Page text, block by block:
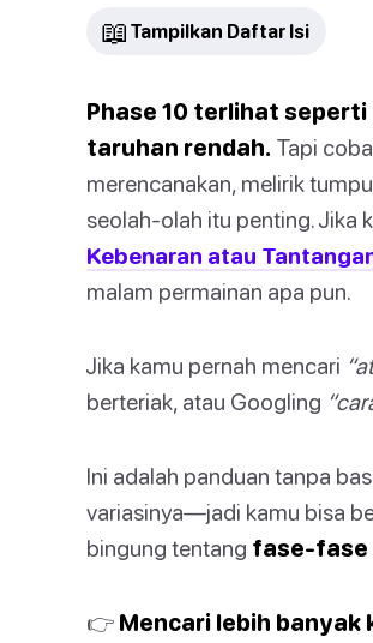
📖 Tampilkan Daftar Isi
Phase 10 terlihat
taruhan rendah. Tapi
merencanakan, melirik
seolah-olah itu penting. Jika
Kebenaran atau
malam permainan apa pun.
Jika kamu pernah mencari
berteriak, atau Googling
Ini adalah panduan tanpa
variasinya—jadi kamu bisa
bingung tentang fase-fase
👉 Mencari lebih banyak